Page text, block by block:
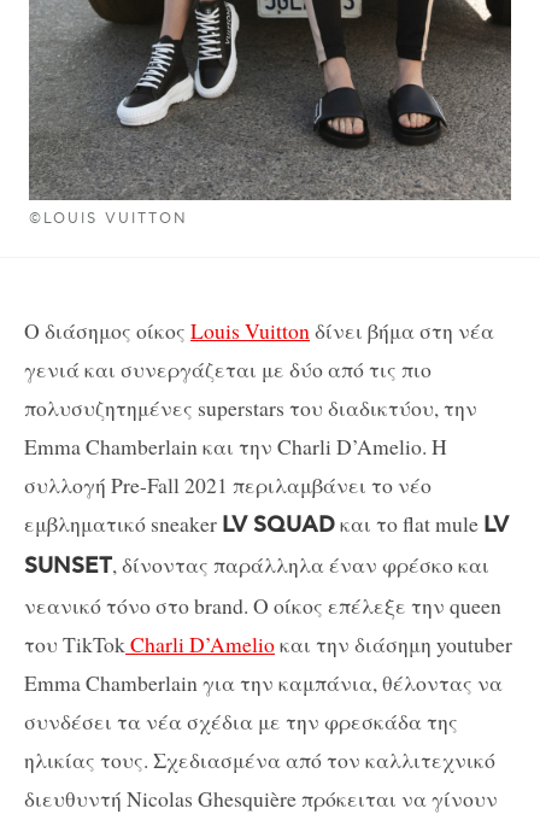
©LOUIS VUITTON
Ο διάσημος οίκος Louis Vuitton δίνει βήμα στη νέα
γενιά και συνεργάζεται με δύο από τις πιο
πολυσυζητημένες superstars του διαδικτύου, την
Emma Chamberlain και την Charli D’Amelio. Η
συλλογή Pre-Fall 2021 περιλαμβάνει το νέο
εμβληματικό sneaker LV SQUADκαι το flatmule LV
SUNSET, δίνοντας παράλληλαέναν φρέσκο και
νεανικό τόνο στοbrand. Ο οίκος επέλεξε την queen
του TikTok Charli D’Amelioκαι την διάσημη youtuber
Emma Chamberlain για την καμπάνια, θέλοντας να
συνδέσει τα νέα σχέδια με την φρεσκάδα της
ηλικίας τους. Σχεδιασμένα από τον καλλιτεχνικό
διευθυντή Nicolas Ghesquière πρόκειται να γίνουν